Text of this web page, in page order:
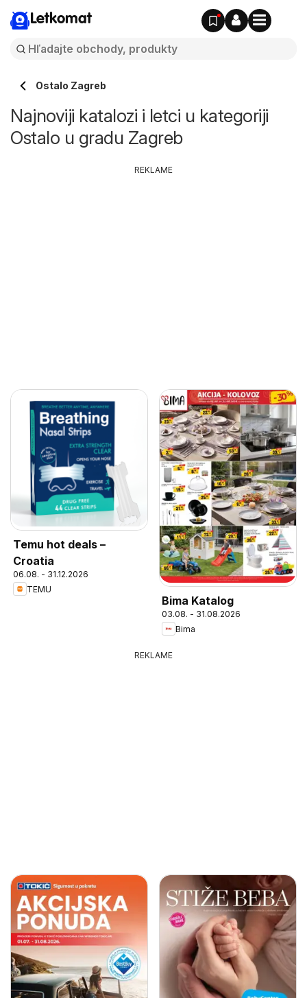
Letkomat
Ostalo Zagreb
Najnoviji katalozi i letci u kategoriji
Ostalo u gradu Zagreb
Temu hot deals –
Croatia
06.08. - 31.12.2026
TEMU
Bima Katalog
03.08. - 31.08.2026
Bima
REKLAME
REKLAME